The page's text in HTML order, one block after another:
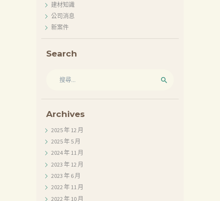
建材知識
公司消息
新案件
Search
鍵
Archives
2025 年 12 月
2025 年 5 月
2024 年 11 月
2023 年 12 月
2023 年 6 月
2022 年 11 月
2022 年 10 月